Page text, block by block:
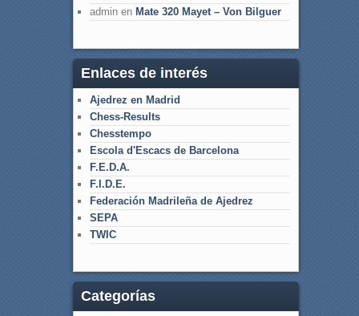
adminen Mate 320 Mayet – Von Bilguer
Enlaces de interés
Ajedrez en Madrid
Chess-Results
Chesstempo
Escola d'Escacs de Barcelona
F.E.D.A.
F.I.D.E.
Federación Madrileña de Ajedrez
SEPA
TWIC
Categorías